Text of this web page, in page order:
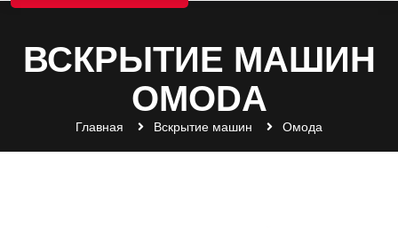
ВСКРЫТИЕ МАШИН
OMODA
Главная Вскрытие машин Омода